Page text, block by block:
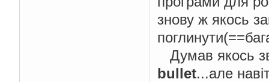
знову ж якось
Думав якось
bullet...але